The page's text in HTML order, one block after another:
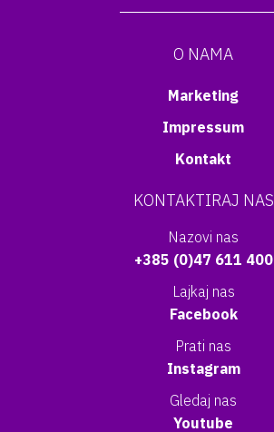
O NAMA
Marketing
Impressum
Kontakt
KONTAKTIRAJ NAS
Nazovi nas
+385 (0)47 611 400
Lajkaj nas
Facebook
Prati nas
Instagram
Gledaj nas
Youtube